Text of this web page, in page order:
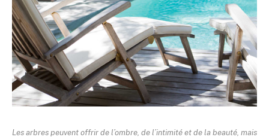
Les arbres peuvent offrir de l’ombre, de l’intimité et de la beauté, mais